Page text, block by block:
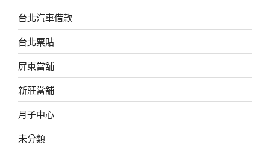
台北汽車借款
台北票貼
屏東當舖
新莊當舖
月子中心
未分類